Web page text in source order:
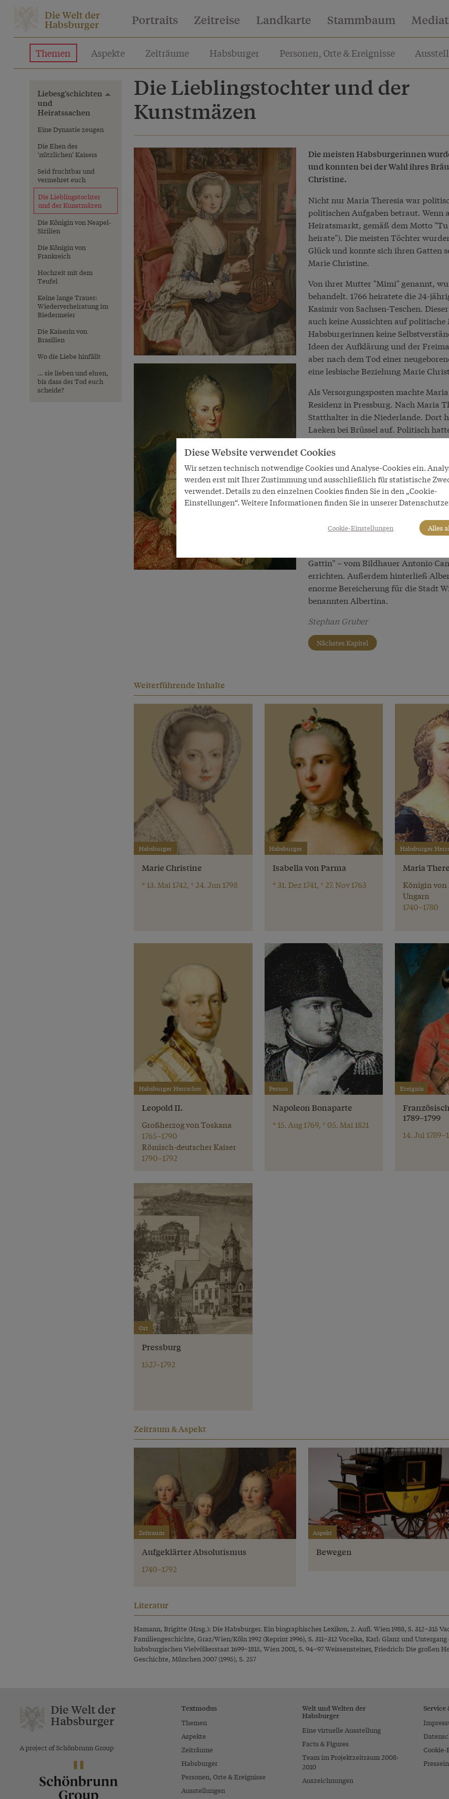
Die Welt der
Habsburger Portraits Zeitreise Landkarte Stammbaum
Themen Aspekte Zeiträume Habsburger Personen, Orte & Ereignisse
Liebesg'schichten
und
Heiratssachen
Toggle menu
Eine Dynastie zeugen
Die Ehen des
'nützlichen' Kaisers
Seid fruchtbar und
vermehret euch
Die Lieblingstochter
und der Kunstmäzen
Die Königin von Neapel-
Sizilien
Die Königin von
Frankreich
Hochzeit mit dem
Teufel
Keine lange Trauer:
Wiederverheiratung im
Biedermeier
Die Kaiserin von
Brasilien
Wo die Liebe hinfällt
… sie lieben und ehren,
bis dass der Tod euch
scheide?
Die Lieblingstochter und der
Kunstmäzen
Die meisten Habsburgerinnen
und konnten bei der Wahl ihres
Christine.
Nicht nur Maria Theresia war
politischen Aufgaben betraut. Wenn
Heiratsmarkt, gemäß dem Motto
heirate"). Die meisten Töchter
Glück und konnte sich ihren Gatten
Marie Christine.
Von ihrer Mutter "Mimi" genannt,
behandelt. 1766 heiratete die 24-
Kasimir von Sachsen-Teschen.
auch keine Aussichten auf
Habsburgerinnen keine
Ideen der Aufklärung und der
aber nach dem Tod einer
eine lesbische Beziehung Marie
Als Versorgungsposten machte
Residenz in Pressburg. Nach Maria
Statthalter in die Niederlande. Dort
Laeken bei Brüssel auf. Politisch
Widerständen der Bevölkerung
gegen die habsburgische Herrschaft
Stellung war in Auflösung begriffen.
Leopold II. um die
zwar 1790, hielt aber nicht lange:
einem raschen Vormarsch. Nach
den Habsburgern auf dem Wiener
Gattin" – vom Bildhauer Antonio
errichten. Außerdem hinterließ
enorme Bereicherung für die Stadt
benannten Albertina.
Stephan Gruber
Nächstes Kapitel
Weiterführende Inhalte
Habsburger
Marie Christine
* 13. Mai 1742, † 24. Jun 1798
Habsburger
Isabella von Parma
* 31. Dez 1741, † 27. Nov 1763
Habsburger
Maria
Königin von
Ungarn
1740–1780
Habsburger Herrscher
Leopold II.
Großherzog von Toskana
1765–1790
Römisch-deutscher Kaiser
1790–1792
Person
Napoleon Bonaparte
* 15. Aug 1769, † 05. Mai 1821
Ereignis
1789–1799
14. Jul
Ort
Pressburg
1527–1792
Zeitraum & Aspekt
Zeitraum
Aufgeklärter Absolutismus
1740–1792
Aspekt
Bewegen
Literatur
Hamann, Brigitte (Hrsg.): Die Habsburger. Ein biographisches Lexikon, 2. Aufl. Wien 1988, S. 312–315
Familiengeschichte, Graz/Wien/Köln 1992 (Reprint 1996), S. 311–312 Vocelka, Karl: Glanz und
habsburgischen Vielvölkerstaat 1699–1815, Wien 2001, S. 94–97 Weissensteiner, Friedrich: Die großen
Geschichte, München 2007 (1995), S. 257
Die Welt der
Habsburger
A project of Schönbrunn Group
Textmodus
Themen
Aspekte
Zeiträume
Habsburger
Personen, Orte & Ereignisse
Ausstellungen
Welt und Welten der
Habsburger
Eine virtuelle Ausstellung
Facts & Figures
Team im Projektzeitraum 2008-
2010
Auszeichnungen
Diese Website verwendet Cookies
Wir setzen technisch notwendige Cookies und Analyse-Cookies ein.
werden erst mit Ihrer Zustimmung und ausschließlich für statistische
verwendet. Details zu den einzelnen Cookies finden Sie in den „Cookie-
Einstellungen“. Weitere Informationen finden Sie in unserer
Cookie-Einstellungen Alles